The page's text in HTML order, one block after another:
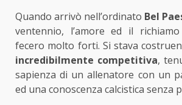
Quando arrivò nell’ordinato Bel
ventennio, l’amore ed il
fecero molto forti. Si stava
incredibilmente competitiva,
sapienza di un allenatore con un
ed una conoscenza calcistica senza